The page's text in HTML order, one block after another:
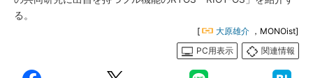
る。
[ 大原雄介 ，MONOist]
PC用表示
関連情報